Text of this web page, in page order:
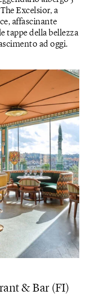
Excelsior, a
affascinante
tappe della bellezza
ad oggi.
& Bar (FI)